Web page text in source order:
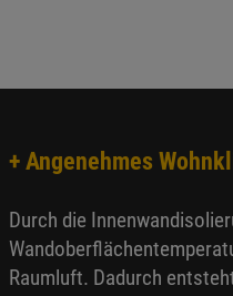
+ Angenehmes
Durch die
Raumluft. Dadurch